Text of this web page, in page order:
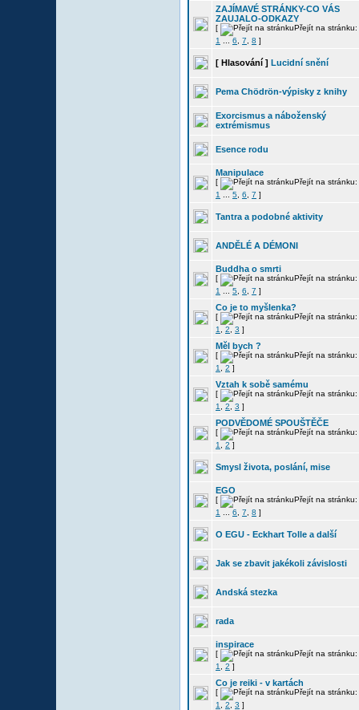
ZAJÍMAVÉ STRÁNKY-CO VÁS
ZAUJALO-ODKAZY
[
Přejít na stránku:
1
6 7 8 ]
[ Hlasování ] Lucidní snění
Pema Chödrön-výpisky z knihy
Exorcismus a náboženský
extrémismus
Esence rodu
Manipulace
[
Přejít na stránku:
1
5 6 7 ]
Tantra a podobné aktivity
ANDĚLÉ A DÉMONI
Buddha o smrti
[
Přejít na stránku:
1
5 6 7 ]
Co je to myšlenka?
[
Přejít na stránku:
1
2 3 ]
Měl bych ?
[
Přejít na stránku:
1
2 ]
Vztah k sobě samému
[
Přejít na stránku:
1
2 3 ]
PODVĚDOMÉ SPOUŠTĚČE
[
Přejít na stránku:
1
2 ]
Smysl života, poslání, mise
EGO
[
Přejít na stránku:
1
6 7 8 ]
O EGU - Eckhart Tolle a další
Jak se zbavit jakékoli závislosti
Andská stezka
rada
inspirace
[
Přejít na stránku:
1
2 ]
Co je reiki - v kartách
[
Přejít na stránku:
1
2 3 ]